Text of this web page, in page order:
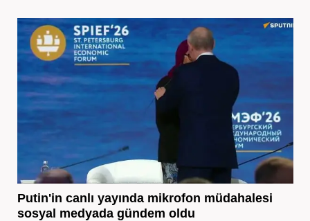
Putin'in canlı yayında mikrofon müdahalesi
sosyal medyada gündem oldu